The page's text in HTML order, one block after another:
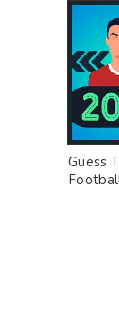
Guess